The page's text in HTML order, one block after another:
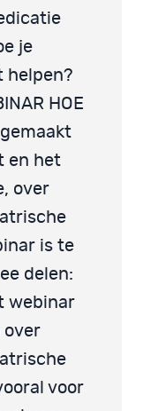
je
helpen?
HOE
gemaakt
en het
over
is te
delen:
webinar
over
voor